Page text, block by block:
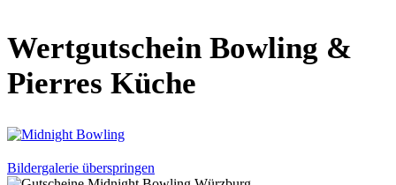
Wertgutschein Bowling &
Pierres Küche
Bildergalerie überspringen